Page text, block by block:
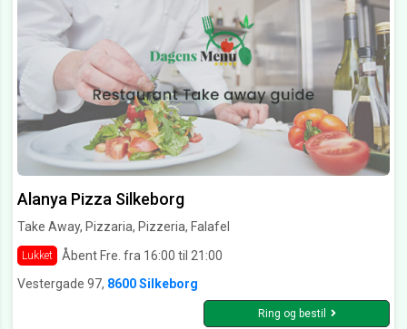
Alanya Pizza Silkeborg
Take Away, Pizzaria, Pizzeria, Falafel
Lukket
Åbent Fre. fra 16:00 til 21:00
Vestergade 97, 8600 Silkeborg
Ring og bestil